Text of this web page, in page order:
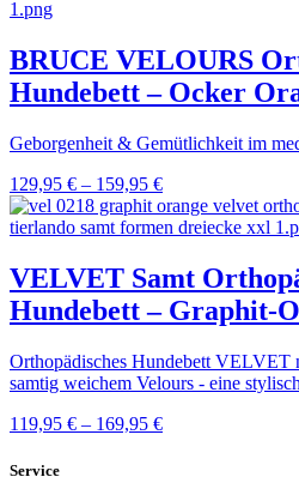
BRUCE VELOURS
Hundebett – Ocker
Geborgenheit & Gemütlichkeit im
129,95 € – 159,95 €
VELVET Samt
Hundebett – Graphit-
Orthopädisches Hundebett VELVET
samtig weichem Velours - eine
119,95 € – 169,95 €
Service